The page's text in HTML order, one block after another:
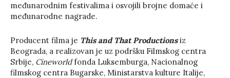
međunarodnim festivalima i osvojili brojne domaće i
međunarodne nagrade.
Producent filma je This and That Productions iz
Beograda, a realizovan je uz podršku Filmskog centra
Srbije, Cineworldfonda Luksemburga, Nacionalnog
filmskog centra Bugarske, Ministarstva kulture Italije,